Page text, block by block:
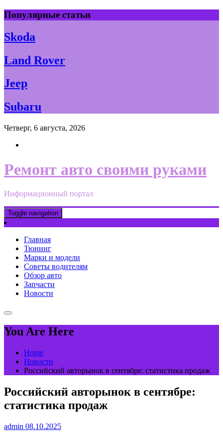
Skip
to
content
Популярные статьи
Skoda
Land Rover
Jeep
Subaru
Четверг, 6 августа, 2026
Ремонт авто своими руками
Информационный портал
Toggle navigation
Главная
Тюнинг
Марки и модели
Советы водителям
Обзор авто
Запчасти
Новости
You Are Here
Home
Новости
Российский авторынок в сентябре: статистика продаж
Российский авторынок в сентябре:
статистика продаж
admin 08.10.2025